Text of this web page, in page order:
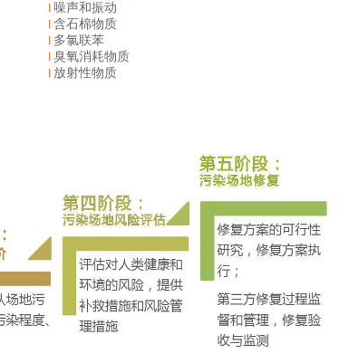
l 噪声和振动
l 含石棉物质
l 多氯联苯
l 臭氧消耗物质
l 放射性物质